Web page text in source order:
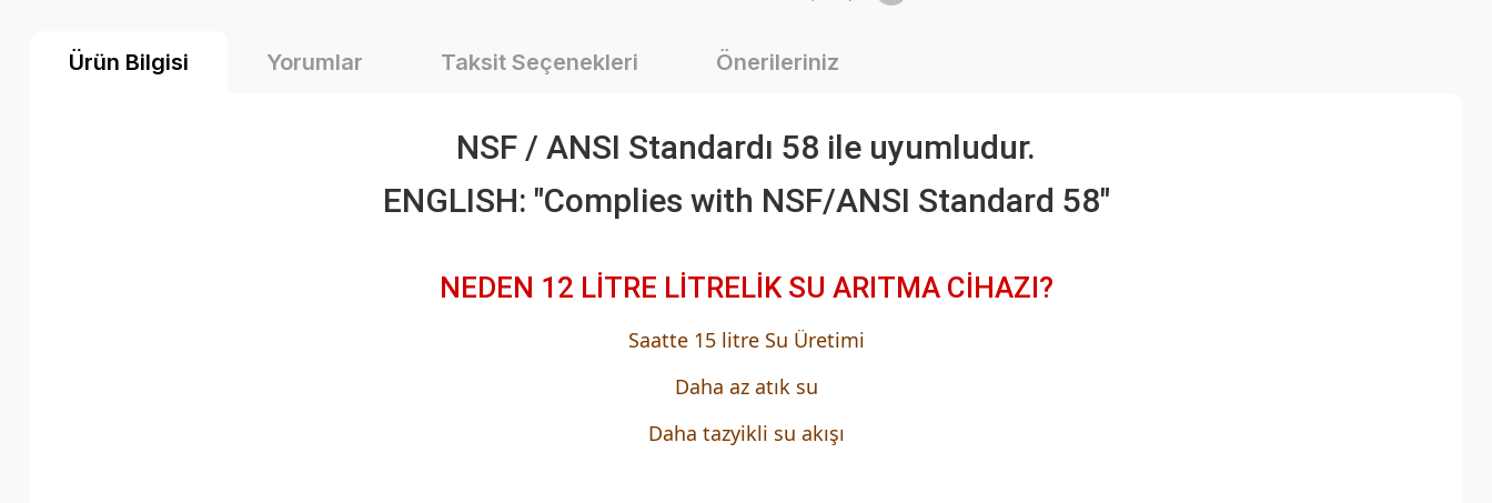
Ürün Bilgisi Yorumlar Taksit Seçenekleri Önerileriniz
NSF / ANSI Standardı 58 ile uyumludur.
ENGLISH: "Complies with NSF/ANSI Standard 58"
NEDEN 12 LİTRE LİTRELİK SU ARITMA CİHAZI?
Saatte 15 litre Su Üretimi
Daha az atık su
Daha tazyikli su akışı